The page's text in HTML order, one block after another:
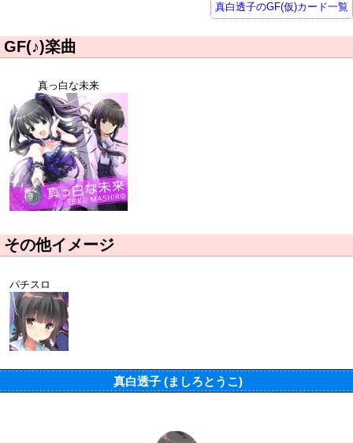
真白透子のGF(仮)カード一覧
GF(♪)楽曲
真っ白な未来
その他イメージ
パチスロ
真白透子 (ましろとうこ)